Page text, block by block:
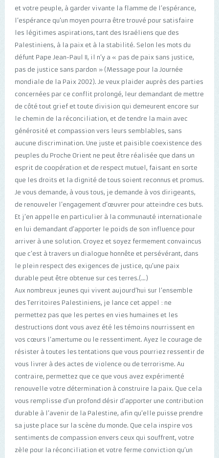
et votre peuple, à garder vivante la flamme de l’espérance,
l’espérance qu’un moyen pourra être trouvé pour satisfaire
les légitimes aspirations, tant des Israéliens que des
Palestiniens, à la paix et à la stabilité. Selon les mots du
défunt Pape Jean-Paul II, il n’y a « pas de paix sans justice,
pas de justice sans pardon » (Message pour la Journée
mondiale de la Paix 2002). Je veux plaider auprès des parties
concernées par ce conflit prolongé, leur demandant de mettre
de côté tout grief et toute division qui demeurent encore sur
le chemin de la réconciliation, et de tendre la main avec
générosité et compassion vers leurs semblables, sans
aucune discrimination. Une juste et paisible coexistence des
peuples du Proche Orient ne peut être réalisée que dans un
esprit de coopération et de respect mutuel, faisant en sorte
que les droits et la dignité de tous soient reconnus et promus.
Je vous demande, à vous tous, je demande à vos dirigeants,
de renouveler l’engagement d’œuvrer pour atteindre ces buts.
Et j’en appelle en particulier à la communauté internationale
en lui demandant d’apporter le poids de son influence pour
arriver à une solution. Croyez et soyez fermement convaincus
que c’est à travers un dialogue honnête et persévérant, dans
le plein respect des exigences de justice, qu’une paix
durable peut être obtenue sur ces terres.(...)
Aux nombreux jeunes qui vivent aujourd’hui sur l’ensemble
des Territoires Palestiniens, je lance cet appel : ne
permettez pas que les pertes en vies humaines et les
destructions dont vous avez été les témoins nourrissent en
vos cœurs l’amertume ou le ressentiment. Ayez le courage de
résister à toutes les tentations que vous pourriez ressentir de
vous livrer à des actes de violence ou de terrorisme. Au
contraire, permettez que ce que vous avez expérimenté
renouvelle votre détermination à construire la paix. Que cela
vous remplisse d’un profond désir d’apporter une contribution
durable à l’avenir de la Palestine, afin qu’elle puisse prendre
sa juste place sur la scène du monde. Que cela inspire vos
sentiments de compassion envers ceux qui souffrent, votre
zèle pour la réconciliation et votre ferme conviction qu’un